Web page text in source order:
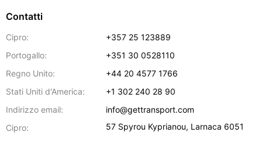
Contatti
Cipro:
+357 25 123889
Portogallo:
+351 30 0528110
Regno Unito:
+44 20 4577 1766
Stati Uniti d'America:
+1 302 240 28 90
Indirizzo email:
info@gettransport.com
Cipro:
57 Spyrou Kyprianou, Larnaca 6051